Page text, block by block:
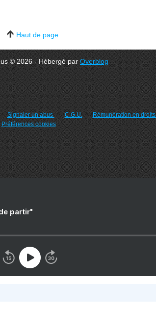
Haut de page
© 2026 - Hébergé parOverblog
Signaler un abus C.G.U. Rémunération en
Préférences cookies
partir"